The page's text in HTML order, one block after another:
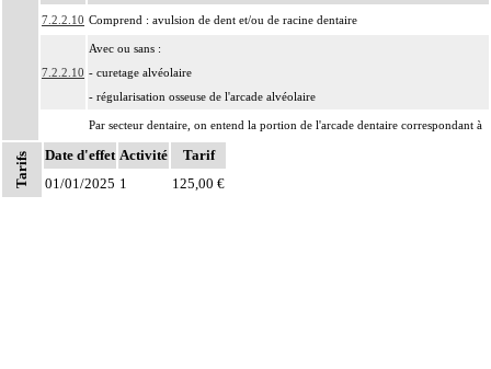
Notes
7.2.2.10 Comprend : avulsion de dent et/ou de racine dentaire
7.2.2.10
Avec ou sans :
- curetage alvéolaire
- régularisation osseuse de l'arcade alvéolaire
7.2.2
Par secteur dentaire, on entend la portion de l'arcade dentaire correspondant à
l'implantation habituelle des dents considérées, que cette portion soit dentée ou
non.
Tarifs Date d'effet Activité
Tarif
01/01/2025 1 125,00 €